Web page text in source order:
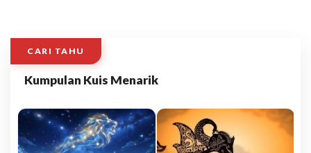
CARI TAHU
Kumpulan Kuis Menarik